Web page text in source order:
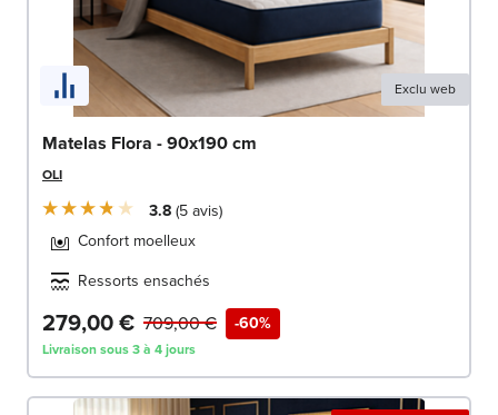
Exclu web
Matelas Flora - 90x190 cm
OLI
3.8 5avis
Confort moelleux
Ressorts ensachés
279,00 € -60%
709,00 €
Livraison sous 3 à 4 jours